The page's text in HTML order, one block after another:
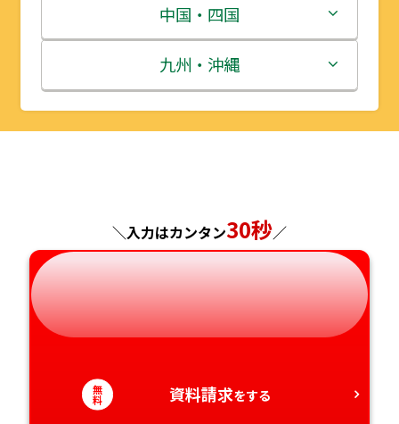
宮城県
秋田県
山形県
群馬県
埼玉県
千葉県
富山県
石川県
福井県
岐阜県
静岡県
三重県
滋賀県
京都府
和歌山県
中国・四国
鳥取県
島根県
徳島県
愛媛県
九州・沖縄
福岡県
大分県
＼入力はカンタン30秒／
無
料 資料請求をする